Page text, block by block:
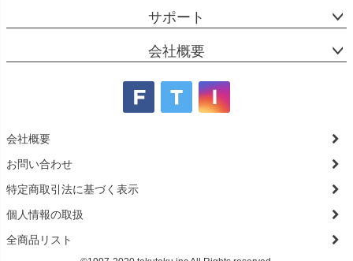
サポート
会社概要
会社概要
お問い合わせ
特定商取引法に基づく表示
個人情報の取扱
全商品リスト